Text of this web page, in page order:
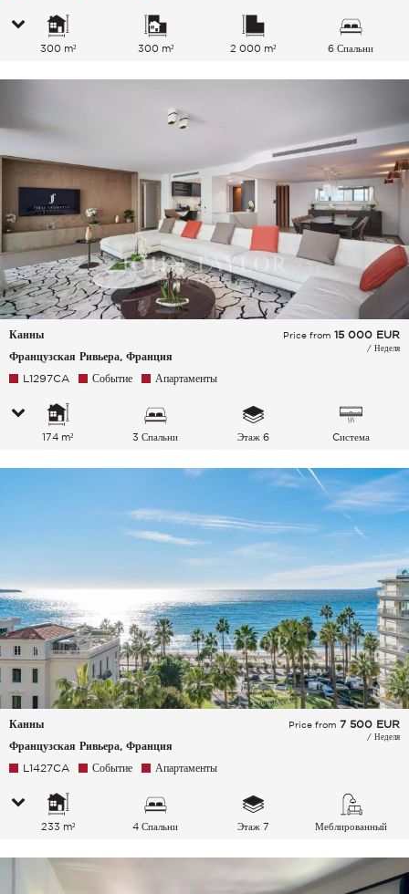
300 m² 300 m² 2 000 m² 6 Спальни
Канны
Французская Ривьера, Франция
Price from 15 000 EUR
/ Неделя
L1297CA Событие Апартаменты
174 m² 3 Спальни Этаж 6
Cистема
воздуха
Канны
Французская Ривьера, Франция
Price from 7 500 EUR
/ Неделя
L1427CA Событие Апартаменты
233 m² 4 Спальни Этаж 7 Меблированный